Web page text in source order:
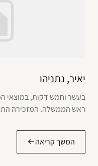
יאיר, נתניהו
בעשר וחמש דקות, במוצאי
ראש הממשלה. המזכירה
המשך קריאה